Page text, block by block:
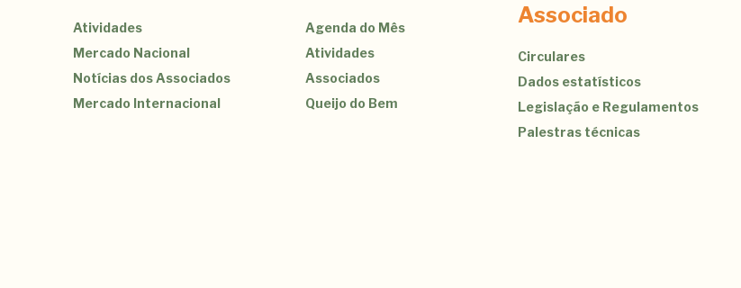
Atividades
Mercado Nacional
Notícias dos Associados
Mercado Internacional
Agenda do Mês
Atividades
Associados
Queijo do Bem
Associado
Circulares
Dados estatísticos
Legislação e Regulamentos
Palestras técnicas